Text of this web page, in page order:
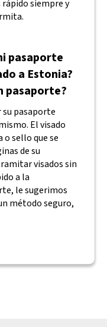
rápido siempre y
pasaporte
a Estonia?
pasaporte?
su pasaporte
El visado
o sello que se
de su
visados sin
a la
le sugerimos
método seguro,